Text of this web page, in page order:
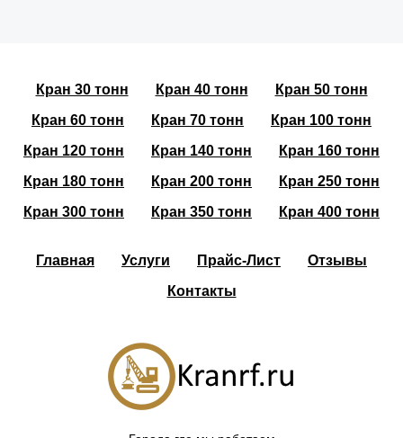
Кран 30 тонн Кран 40 тонн
Кран 50 тонн
Кран 60 тонн
Кран 70 тонн
Кран 100 тонн
Кран 120 тонн
Кран 140 тонн
Кран 160 тонн
Кран 180 тонн
Кран 200 тонн
Кран 250 тонн
Кран 300 тонн
Кран 350 тонн Кран 400 тонн
Главная Услуги Прайс-Лист
Отзывы
Контакты